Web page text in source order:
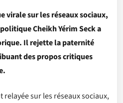
virale sur les réseaux sociaux,
Cheikh Yérim Seck a
Il rejette la paternité
des propos critiques
sur les réseaux sociaux,